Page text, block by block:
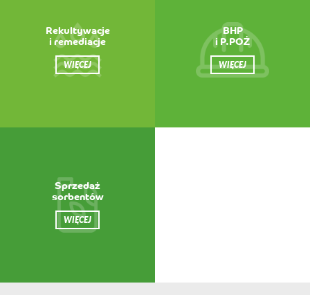
Rekultywacje
i remediacje
WIĘCEJ
BHP
i P.POŻ
WIĘCEJ
Sprzedaż
sorbentów
WIĘCEJ